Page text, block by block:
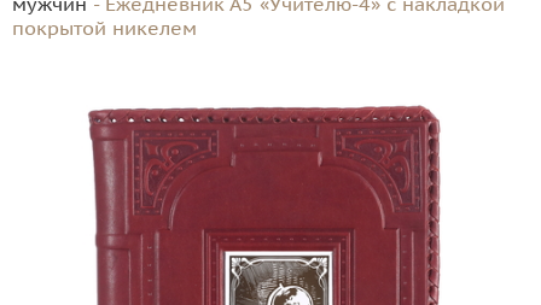
мужчин - Ежедневник А5 «Учителю-4» с накладкой
покрытой никелем